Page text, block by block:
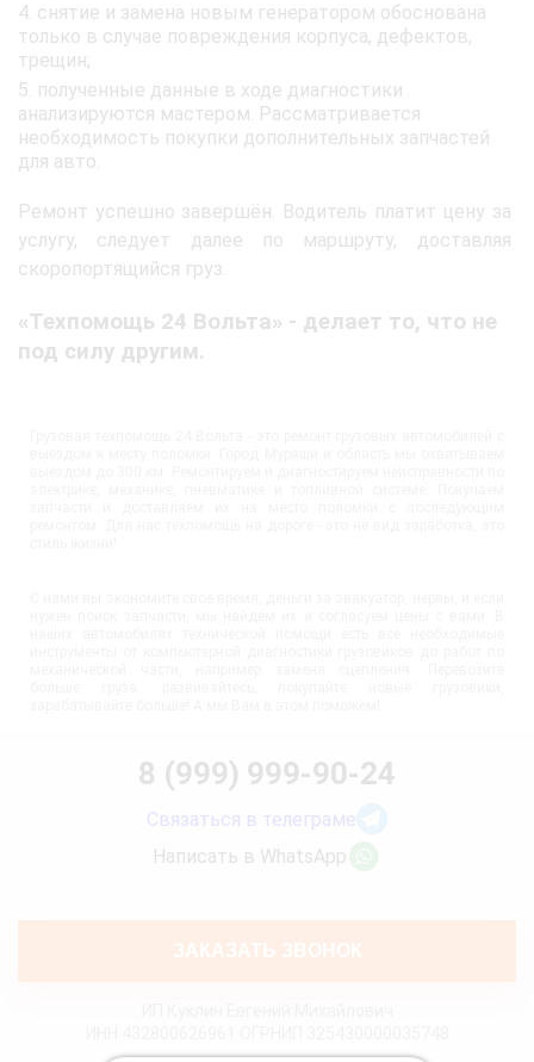
снятие и замена новым генератором обоснована
только в случае повреждения корпуса, дефектов,
трещин;
полученные данные в ходе диагностики
анализируются мастером. Рассматривается
необходимость покупки дополнительных запчастей
для авто.
Ремонт успешно завершён. Водитель платит цену за
услугу, следует далее по маршруту, доставляя
скоропортящийся груз.
«Техпомощь 24 Вольта» - делает то, что не
под силу другим.
8 (999) 999-90-24
Связаться в телеграме
Написать в WhatsApp
ЗАКАЗАТЬ ЗВОНОК